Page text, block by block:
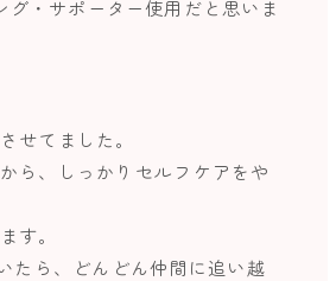
・サポーター使用だと思いま
せてました。
ら、しっかりセルフケアをや
す。
たら、どんどん仲間に追い越